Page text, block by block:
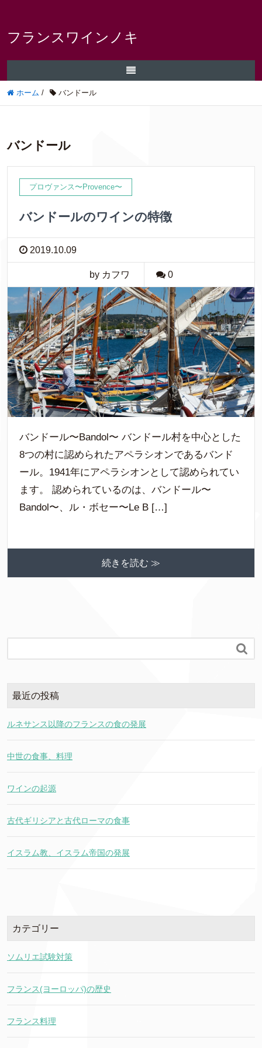
フランスワインノキ
ホーム / バンドール
バンドール
プロヴァンス〜Provence〜
バンドールのワインの特徴
2019.10.09
by カフワ 0
バンドール〜Bandol〜 バンドール村を中心とした
8つの村に認められたアペラシオンであるバンド
ール。1941年にアペラシオンとして認められてい
ます。 認められているのは、バンドール〜
Bandol〜、ル・ボセー〜Le B […]
続きを読む ≫

最近の投稿
ルネサンス以降のフランスの食の発展
中世の食事、料理
ワインの起源
古代ギリシアと古代ローマの食事
イスラム教、イスラム帝国の発展
カテゴリー
ソムリエ試験対策
フランス(ヨーロッパ)の歴史
フランス料理